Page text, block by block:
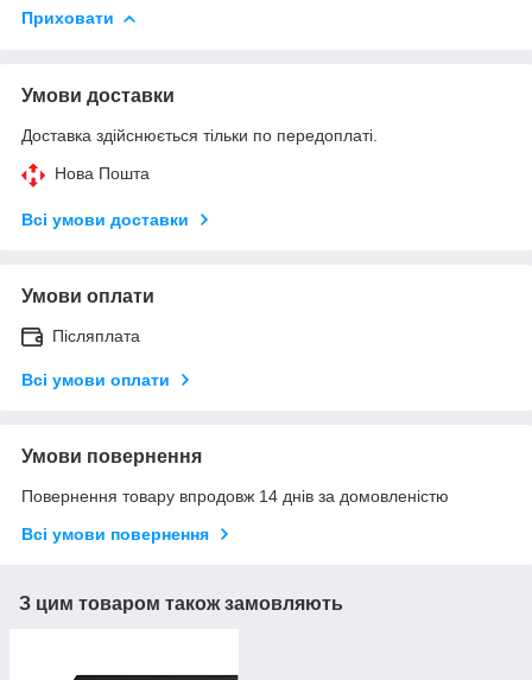
Приховати
Умови доставки
Доставка здійснюється тільки по передоплаті.
Нова Пошта
Всі умови доставки
Умови оплати
Післяплата
Всі умови оплати
Умови повернення
Повернення товару впродовж 14 днів за домовленістю
Всі умови повернення
З цим товаром також замовляють